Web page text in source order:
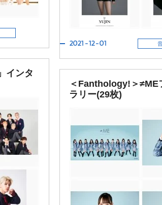
2021-12-01
インタ
＜Fanthology!＞≠ME
ラリー(29枚)